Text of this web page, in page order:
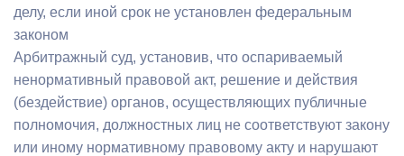
делу, если иной срок не установлен федеральным
законом
Арбитражный суд, установив, что оспариваемый
ненормативный правовой акт, решение и действия
(бездействие) органов, осуществляющих публичные
полномочия, должностных лиц не соответствуют закону
или иному нормативному правовому акту и нарушают